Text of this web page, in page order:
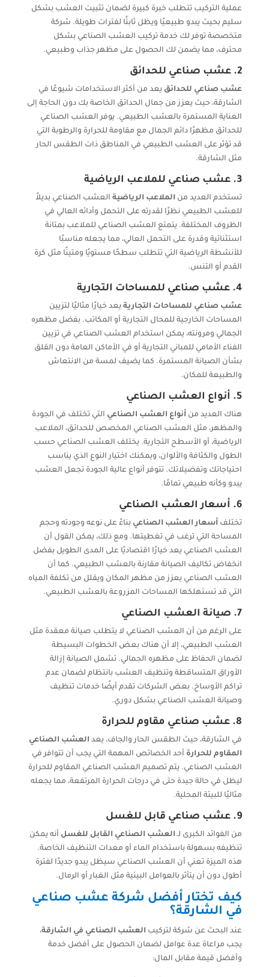
عملية التركيب تتطلب خبرة كبيرة لضمان تثبيت العشب بشكل
سليم بحيث يبدو طبيعيًا ويظل ثابتًا لفترات طويلة. شركة
متخصصة توفر لك خدمة تركيب العشب الصناعي بشكل
محترف، مما يضمن لك الحصول على مظهر جذاب وطبيعي.
2. عشب صناعي للحدائق
عشب صناعي للحدائق يعد من أكثر الاستخدامات شيوعًا في
الشارقة، حيث يعزز من جمال الحدائق الخاصة بك دون الحاجة إلى
العناية المستمرة بالعشب الطبيعي. يوفر العشب الصناعي
للحدائق مظهرًا دائم الجمال مع مقاومة للحرارة والرطوبة التي
قد تؤثر على العشب الطبيعي في المناطق ذات الطقس الحار
مثل الشارقة.
3. عشب صناعي للملاعب الرياضية
تستخدم العديد من الملاعب الرياضيةالعشب الصناعي بديلاً
للعشب الطبيعي نظرًا لقدرته على التحمل وأدائه العالي في
الظروف المختلفة. يتمتع العشب الصناعي للملاعب بمتانة
استثنائية وقدرة على التحمل العالي، مما يجعله مناسبًا
للأنشطة الرياضية التي تتطلب سطحًا مستويًا ومتينًا مثل كرة
القدم أو التنس.
4. عشب صناعي للمساحات التجارية
عشب صناعي للمساحات التجاريةيعد خيارًا مثاليًا لتزيين
المساحات الخارجية للمحال التجارية أو المكاتب. بفضل مظهره
الجمالي ومرونته، يمكن استخدام العشب الصناعي في تزيين
الفناء الأمامي للمباني التجارية أو في الأماكن العامة دون القلق
بشأن الصيانة المستمرة. كما يضيف لمسة من الانتعاش
والطبيعة للمكان.
5. أنواع العشب الصناعي
هناك العديد من أنواع العشب الصناعي التي تختلف في الجودة
والمظهر، مثل العشب الصناعي المخصص للحدائق، الملاعب
الرياضية، أو الأسطح التجارية. يختلف العشب الصناعي حسب
الطول والكثافة والألوان، ويمكنك اختيار النوع الذي يناسب
احتياجاتك وتفضيلاتك. تتوفر أنواع عالية الجودة تجعل العشب
يبدو وكأنه طبيعي تمامًا.
6. أسعار العشب الصناعي
تختلف أسعار العشب الصناعي بناءً على نوعه وجودته وحجم
المساحة التي ترغب في تغطيتها. ومع ذلك، يمكن القول أن
العشب الصناعي يعد خيارًا اقتصاديًا على المدى الطويل بفضل
انخفاض تكاليف الصيانة مقارنة بالعشب الطبيعي. كما أن
العشب الصناعي يعزز من مظهر المكان ويقلل من تكلفة المياه
التي قد تستهلكها المساحات المزروعة بالعشب الطبيعي.
7. صيانة العشب الصناعي
على الرغم من أن العشب الصناعي لا يتطلب صيانة معقدة مثل
العشب الطبيعي، إلا أن هناك بعض الخطوات البسيطة
لضمان الحفاظ على مظهره الجمالي. تشمل الصيانة إزالة
الأوراق المتساقطة وتنظيف العشب بانتظام لضمان عدم
تراكم الأوساخ. بعض الشركات تقدم أيضًا خدمات تنظيف
وصيانة العشب الصناعي بشكل دوري.
8. عشب صناعي مقاوم للحرارة
في الشارقة، حيث الطقس الحار والجاف، يعد العشب الصناعي
المقاوم للحرارة أحد الخصائص المهمة التي يجب أن تتوافر في
العشب الصناعي. يتم تصميم العشب الصناعي المقاوم للحرارة
ليظل في حالة جيدة حتى في درجات الحرارة المرتفعة، مما يجعله
مثاليًا للبيئة المحلية.
9. عشب صناعي قابل للغسل
من الفوائد الكبرى لـ العشب الصناعي القابل للغسل أنه يمكن
تنظيفه بسهولة باستخدام الماء أو معدات التنظيف الخاصة.
هذه الميزة تعني أن العشب الصناعي سيظل يبدو جديدًا لفترة
أطول دون أن يتأثر بالعوامل البيئية مثل الغبار أو الرمال.
كيف تختار أفضل شركة عشب صناعي
في الشارقة؟
عند البحث عن شركة لتركيب العشب الصناعي في الشارقة،
يجب مراعاة عدة عوامل لضمان الحصول على أفضل خدمة
وأفضل قيمة مقابل المال: